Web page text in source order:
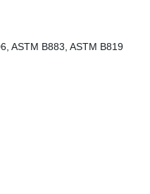
ASTM B883, ASTM B819